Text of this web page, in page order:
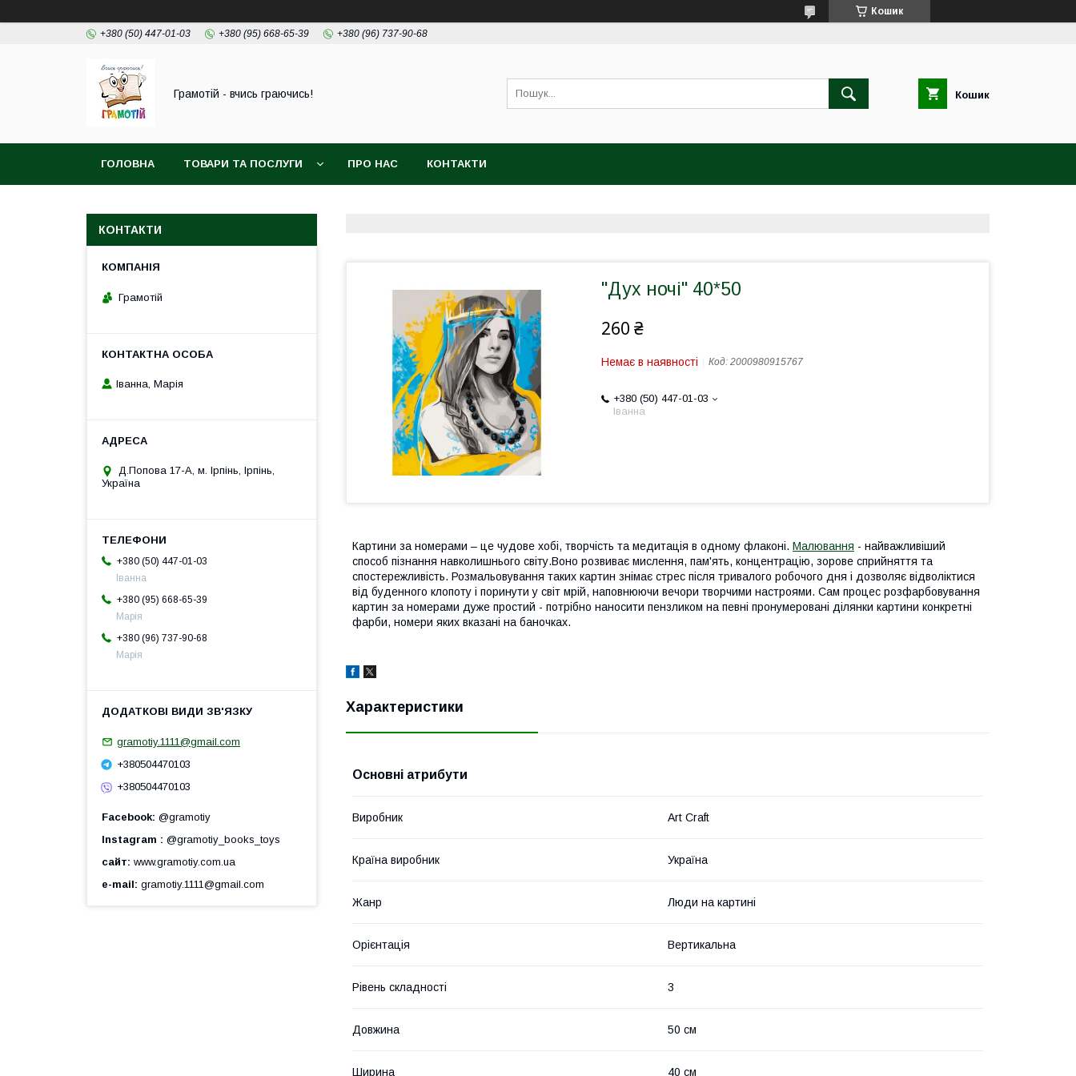
Кошик
+380 (50) 447-01-03 +380 (95) 668-65-39 +380 (96) 737-90-68
Грамотій - вчись граючись! Кошик
ГОЛОВНА ТОВАРИ ТА ПОСЛУГИ ПРО НАС КОНТАКТИ
"Дух ночі" 40*50
260 ₴
Немає в наявності Код: 2000980915767
+380 (50) 447-01-03
Іванна
Картини за номерами – це чудове хобі, творчість та медитація в одному флаконі. Малювання - найважливіший
способ пізнання навколишнього світу.Воно розвиває мислення, пам'ять, концентрацію, зорове сприйняття та
спостережливість. Розмальовування таких картин знімає стрес після тривалого робочого дня і дозволяє відволіктися
від буденного клопоту і поринути у світ мрій, наповнюючи вечори творчими настроями. Сам процес розфарбовування
картин за номерами дуже простий - потрібно наносити пензликом на певні пронумеровані ділянки картини конкретні
фарби, номери яких вказані на баночках.
Характеристики
Основні атрибути
Виробник Art Craft
Країна виробник Україна
Жанр Люди на картині
Орієнтація Вертикальна
Рівень складності 3
Довжина 50 см
Ширина 40 см
КОНТАКТИ
Грамотій
Іванна, Марія
Д.Попова 17-А, м. Ірпінь, Ірпінь,
Україна
+380 (50) 447-01-03
Іванна
+380 (95) 668-65-39
Марія
+380 (96) 737-90-68
Марія
gramotiy.1111@gmail.com
+380504470103
+380504470103
Facebook @gramotiy
Instagram
@gramotiy_books_toys
сайт www.gramotiy.com.ua
e-mail gramotiy.1111@gmail.com